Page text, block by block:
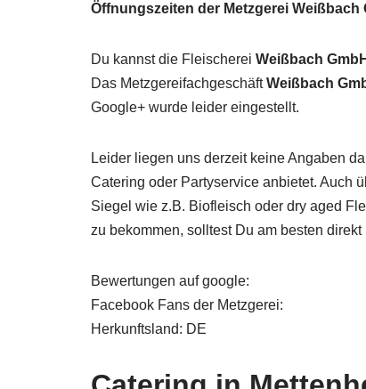
Öffnungszeiten der Metzgerei Weißbach
Du kannst die Fleischerei Weißbach
Das MetzgereifachgeschäftWeißbach
Google+ wurde leider eingestellt.
Leider liegen uns derzeit keine Angaben
Catering oder Partyservice anbietet. Auch
Siegel wie z.B. Biofleisch oder dry aged
zu bekommen, solltest Du am besten
Bewertungen auf google:
Facebook Fans der Metzgerei:
Herkunftsland: DE